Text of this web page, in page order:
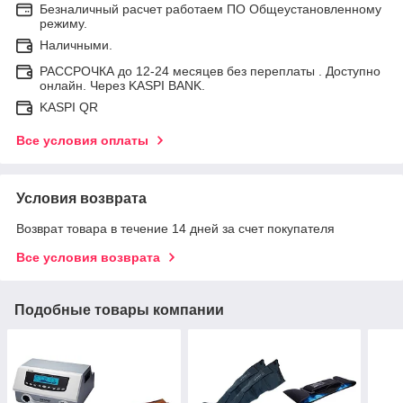
Безналичный расчет работаем ПО Общеустановленному
режиму.
Наличными.
РАССРОЧКА до 12-24 месяцев без переплаты . Доступно
онлайн. Через KASPI BANK.
KASPI QR
Все условия оплаты
Условия возврата
Возврат товара в течение 14 дней за счет покупателя
Все условия возврата
Подобные товары компании